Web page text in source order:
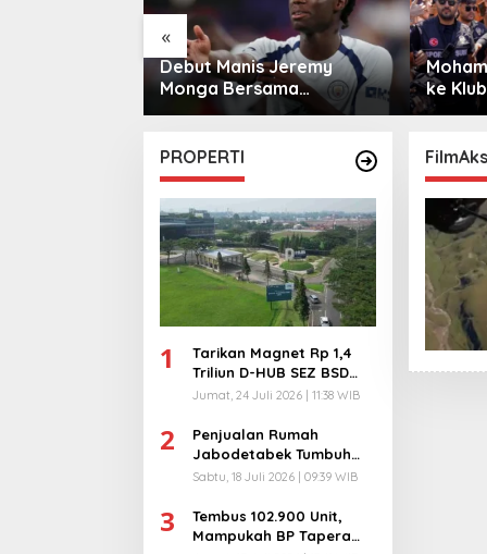
«
Debut Manis Jeremy
Monga Bersama
Manchester City
ke
PROPERTI
1
Tarikan Magnet Rp 1,4
Triliun D-HUB SEZ BSD
City, Buka 1736
Jumat, 24 Juli 2026 | 11:38 WIB
2
Penjualan Rumah
Jabodetabek Tumbuh
94%! Developer
Ekstra
Sabtu, 18 Juli 2026 | 09:39 WIB
3
Tembus 102.900 Unit,
Mampukah BP Tapera